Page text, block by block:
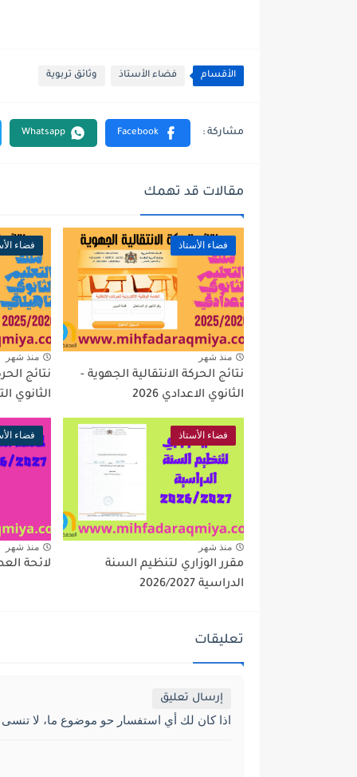
الأقسام فضاء الأستاذ وثائق تربوية
مقالات قد تهمك
فضاء الأستاذ
منذ شهر
نتائج الحركة الانتقالية الجهوية -
الثانوي الاعدادي 2026
فضاء
منذ شهر
نتائج
الثانوي
فضاء الأستاذ
منذ شهر
مقرر الوزاري لتنظيم السنة
الدراسية 2026/2027
فضاء
منذ شهر
لائحة العطل
تعليقات
إرسال تعليق
اذا كان لك أي استفسار حو موضوع ما، لا